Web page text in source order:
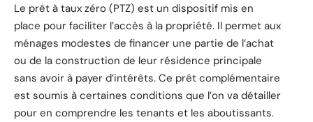
Le prêt à taux zéro (PTZ) est un dispositif mis en
place pour faciliter l’accès à la propriété. Il permet aux
ménages modestes de financer une partie de l’achat
ou de la construction de leur résidence principale
sans avoir à payer d’intérêts. Ce prêt complémentaire
est soumis à certaines conditions que l’on va détailler
pour en comprendre les tenants et les aboutissants.